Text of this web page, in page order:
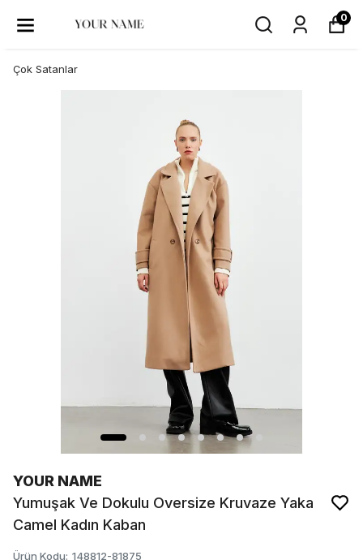
0
Çok Satanlar
YOUR NAME
Yumuşak Ve Dokulu Oversize Kruvaze Yaka
Camel Kadın Kaban
Ürün Kodu: 148812-81875